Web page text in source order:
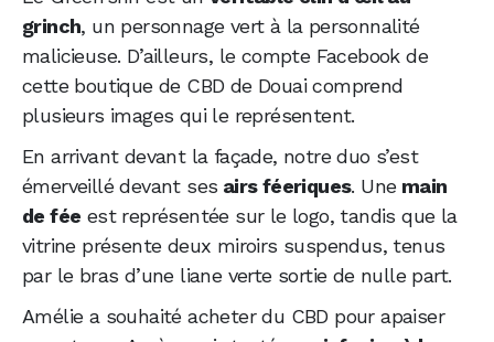
grinch, un personnage vert à la personnalité
malicieuse. D’ailleurs, le compte Facebook de
cette boutique de CBD de Douai comprend
plusieurs images qui le représentent.
En arrivant devant la façade, notre duo s’est
émerveillé devant ses airs féeriques. Une main
de fée est représentée sur le logo, tandis que la
vitrine présente deux miroirs suspendus, tenus
par le bras d’une liane verte sortie de nulle part.
Amélie a souhaité acheter du CBD pour apaiser